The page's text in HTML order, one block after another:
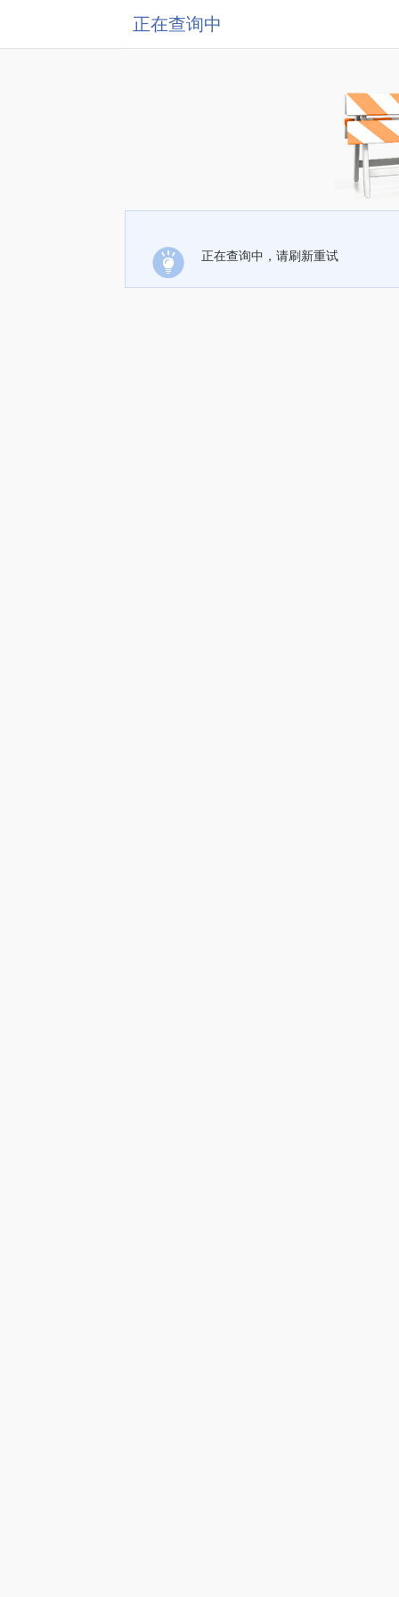
正在查询中
正在查询中，请刷新重试